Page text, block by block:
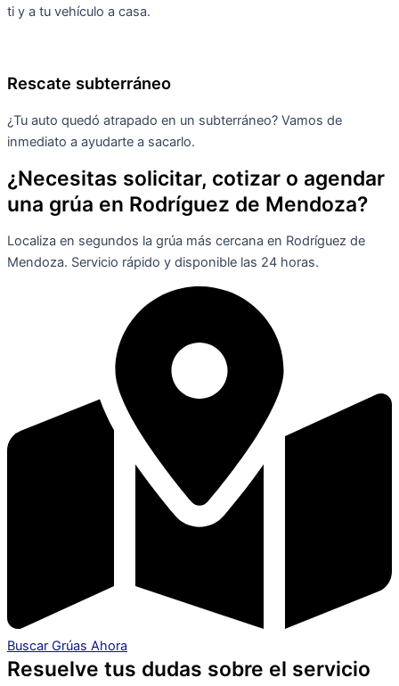
ti y a tu vehículo a casa.
Rescate subterráneo
¿Tu auto quedó atrapado en un subterráneo? Vamos de
inmediato a ayudarte a sacarlo.
¿Necesitas solicitar, cotizar o agendar
una grúa en Rodríguez de Mendoza?
Localiza en segundos la grúa más cercana en Rodríguez de
Mendoza. Servicio rápido y disponible las 24 horas.
Buscar Grúas Ahora
Resuelve tus dudas sobre el servicio